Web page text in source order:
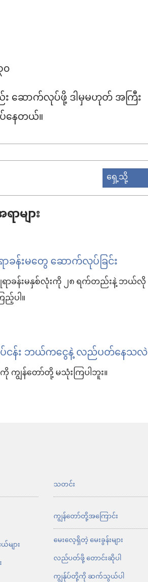
း ဆောက်လုပ်ဖို့ ဒါမှမဟုတ် အကြီး
နေတယ်။
ရှေ့သို့
များ
န်းမတွေ ဆောက်လုပ်ခြင်း
ရာခန်းမနှစ်လုံးကို ၂၈ ရက်တည်းနဲ့ ဘယ်လို
ပါ။
န်း ဘယ်ကငွေနဲ့ လည်ပတ်နေသလဲ
ကျွန်တော်တို့ မသုံးကြပါဘူး။
များ
သတင်း
ကျွန်တော်တို့အကြောင်း
မေးလေ့ရှိတဲ့ မေးခွန်းများ
လည်ပတ်ဖို့ တောင်းဆိုပါ
ကျွန်ုပ်တို့ကို ဆက်သွယ်ပါ